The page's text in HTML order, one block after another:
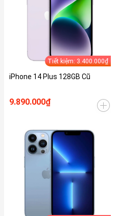
Tiết kiệm: 3.400.000₫
iPhone 14 Plus 128GB Cũ
9.890.000₫